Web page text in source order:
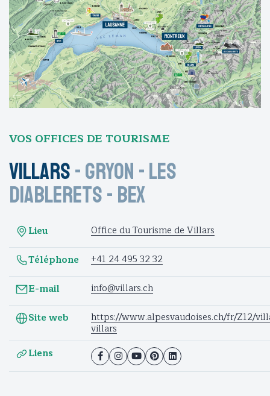
VOS OFFICES DE TOURISME
Villars-Gryon -Les
Diablerets- Bex
Lieu
Office du Tourisme de Villars
Téléphone
+41 24 495 32 32
E-mail
info@villars.ch
Site web
https://www.alpesvaudoises.ch/fr/Z12/
villars
Liens